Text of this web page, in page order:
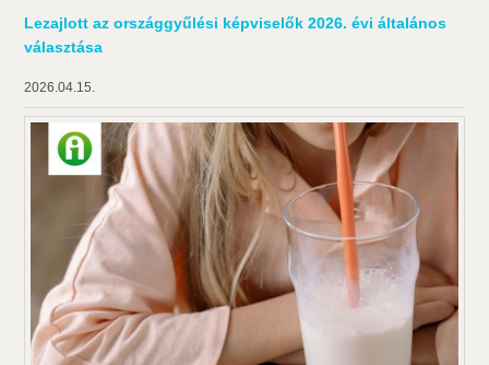
Lezajlott az országgyűlési képviselők 2026. évi általános
választása
2026.04.15.